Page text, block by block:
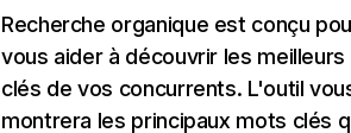
Recherche organique est conçu
vous aider à découvrir les
clés de vos concurrents. L'outil
montrera les principaux mots clés